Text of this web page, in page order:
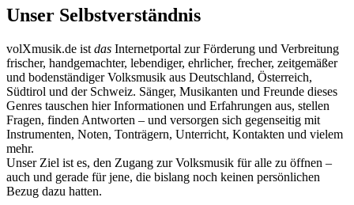
Unser Selbstverständnis
volXmusik.de ist das Internetportal zur Förderung und Verbreitung
frischer, handgemachter, lebendiger, ehrlicher, frecher, zeitgemäßer
und bodenständiger Volksmusik aus Deutschland, Österreich,
Südtirol und der Schweiz. Sänger, Musikanten und Freunde dieses
Genres tauschen hier Informationen und Erfahrungen aus, stellen
Fragen, finden Antworten – und versorgen sich gegenseitig mit
Instrumenten, Noten, Tonträgern, Unterricht, Kontakten und vielem
mehr.
Unser Ziel ist es, den Zugang zur Volksmusik für alle zu öffnen –
auch und gerade für jene, die bislang noch keinen persönlichen
Bezug dazu hatten.